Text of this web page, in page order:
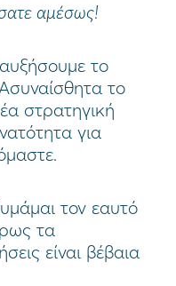
αμέσως!
το
το
στρατηγική
για
τον εαυτό
τα
είναι βέβαια